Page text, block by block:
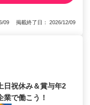
09 掲載終了日： 2026/12/09
日祝休み＆賞与年2
で働こう！